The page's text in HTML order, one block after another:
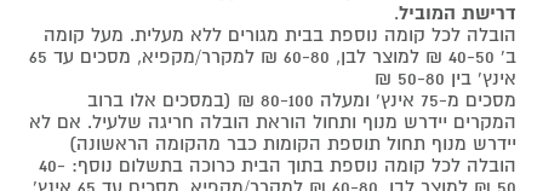
דרישת המוביל.
הובלה לכל קומה נוספת בבית מגורים ללא מעלית. מעל קומה
ב' 40-50 ₪ למוצר לבן, 60-80 ₪ למקרר/מקפיא, מסכים עד 65
אינץ' בין 50-80 ₪
מסכים מ-75 אינץ' ומעלה 80-100 ₪ (במסכים אלו ברוב
המקרים יידרש מנוף ותחול הוראת הובלה חריגה שלעיל. אם לא
יידרש מנוף תחול תוספת הקומות כבר מהקומה הראשונה)
הובלה לכל קומה נוספת בתוך הבית כרוכה בתשלום נוסף: 40-